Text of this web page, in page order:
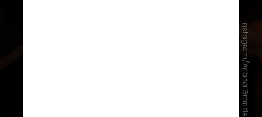
Instagram/Ariana Grande